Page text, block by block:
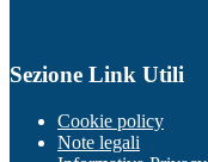
Sezione Link Utili
Cookie policy
Note legali